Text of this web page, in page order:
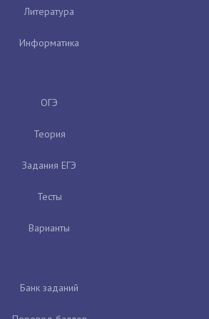
Литература
Информатика
ОГЭ
Теория
Задания ЕГЭ
Тесты
Варианты
Банк заданий